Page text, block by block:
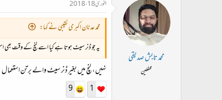
محمد تابش صدیقی
محفلین
جنوری 18، 2018
محمد عدنان اکبری نقیبی نے کہا:
یہ جو ڈنر سیٹ ہوتا ہے کیا اسے لنچ کے وقت بھی
نہیں، لنچ میں بغیر ڈنر سیٹ والے برتن
1
9